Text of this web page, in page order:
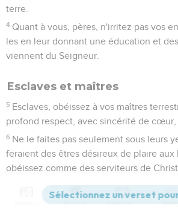
terre.
4 Quant à vous, pères, n'irritez pas vos
les en leur donnant une éducation et
viennent du Seigneur.
Esclaves et maîtres
5 Esclaves, obéissez à vos maîtres
profond respect, avec sincérité de cœur,
6 Ne le faites pas seulement sous leurs
feraient des êtres désireux de plaire aux
obéissez comme des serviteurs de
Servez-les avec bonne volonté,
Versions Commentaires